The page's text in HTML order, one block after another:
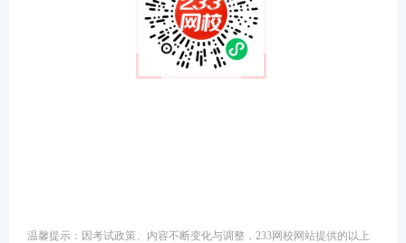
温馨提示：因考试政策、内容不断变化与调整，233网校网站提供的以上